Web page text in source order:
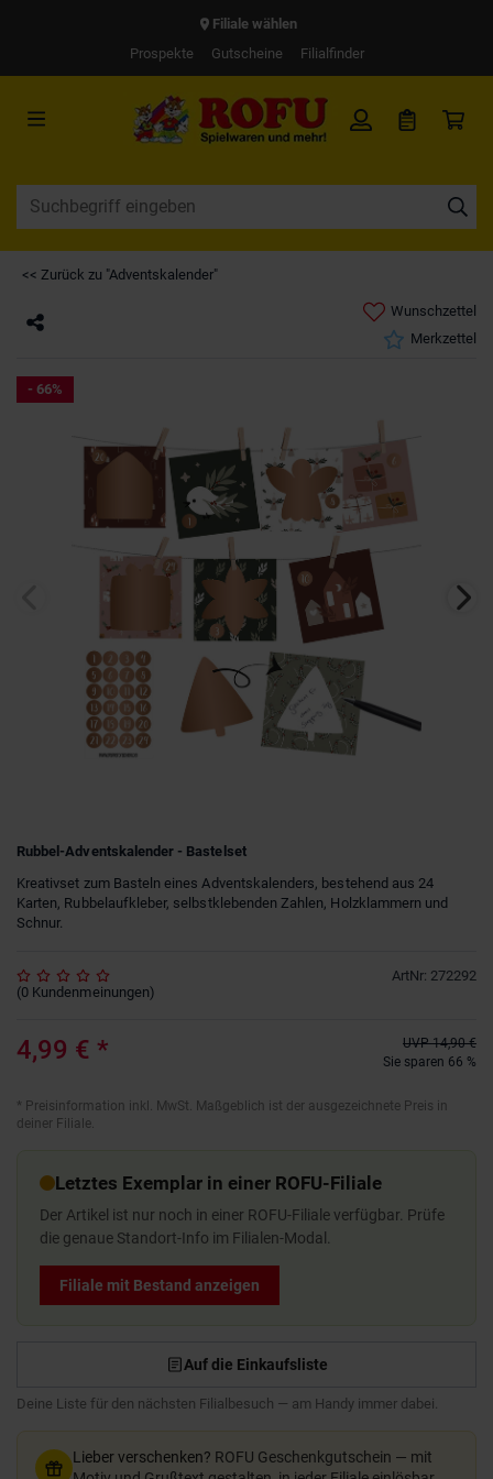
Filiale wählen
Prospekte
Gutscheine Filialfinder
<< Zurück zu "Adventskalender"
Wunschzettel
Merkzettel
- 66%
Rubbel-Adventskalender - Bastelset
Kreativset zum Basteln eines Adventskalenders, bestehend aus 24
Karten, Rubbelaufkleber, selbstklebenden Zahlen, Holzklammern und
Schnur.
ArtNr: 272292
(0 Kundenmeinungen)
4,99 € * UVP 14,90 €
Sie sparen 66 %
* Preisinformation inkl. MwSt. Maßgeblich ist der ausgezeichnete Preis in
deiner Filiale.
Letztes Exemplar in einer ROFU-Filiale
Der Artikel ist nur noch in einer ROFU-Filiale verfügbar. Prüfe
die genaue Standort-Info im Filialen-Modal.
Filiale mit Bestand anzeigen
Auf die Einkaufsliste
Deine Liste für den nächsten Filialbesuch — am Handy immer dabei.
Lieber verschenken? ROFU Geschenkgutschein — mit